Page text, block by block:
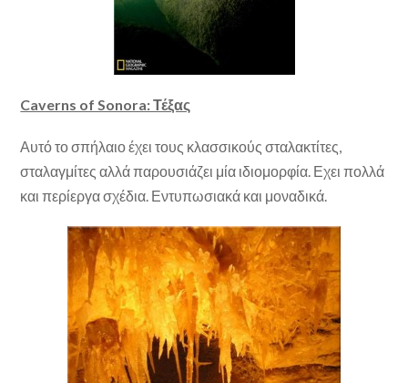
Caverns of Sonora: Τέξας
Αυτό το σπήλαιο έχει τους κλασσικούς σταλακτίτες,
σταλαγμίτες αλλά παρουσιάζει μία ιδιομορφία. Εχει πολλά
και περίεργα σχέδια. Εντυπωσιακά και μοναδικά.